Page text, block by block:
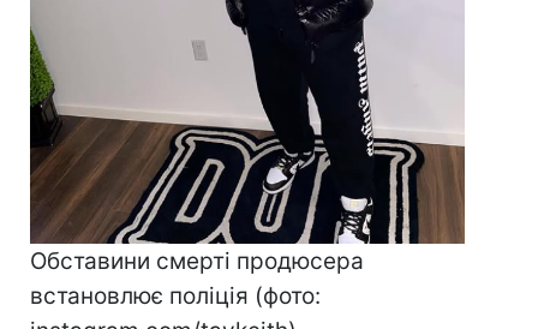
Обставини смерті продюсера
встановлює поліція (фото: